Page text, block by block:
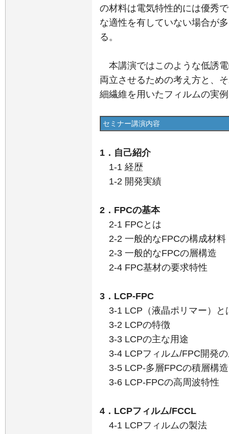
の材料は電気特性的には優秀
な適性を有していない場合が
る。
本講演ではこのような低誘
両立させるための考え方と、
細繊維を用いたフィルムの実
セミナー講演内容
1．自己紹介
1-1 経歴
1-2 開発実績
2．FPCの基本
2-1 FPCとは
2-2 一般的なFPCの構成材料
2-3 一般的なFPCの層構造
2-4 FPC基材の要求特性
3．LCP-FPC
3-1 LCP（液晶ポリマー）と
3-2 LCPの特徴
3-3 LCPの主な用途
3-4 LCPフィルム/FPC開発
3-5 LCP-多層FPCの積層構造
3-6 LCP-FPCの高周波特性
4．LCPフィルム/FCCL
4-1 LCPフィルムの製法